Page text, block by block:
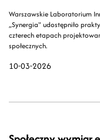
10-03-2026
Warszawskie Laboratorium
„Synergia" udostępniło
czterech etapach
społecznych.